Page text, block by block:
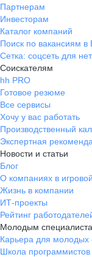
Партнерам
Инвесторам
Каталог компаний
Поиск по вакансиям в
Сетка: соцсеть для
Соискателям
hh PRO
Готовое резюме
Все сервисы
Хочу у вас работать
Производственный
Экспертная
Новости и статьи
Блог
О компаниях в
Жизнь в компании
ИТ-проекты
Рейтинг
Молодым
Карьера для молодых
Школа программистов